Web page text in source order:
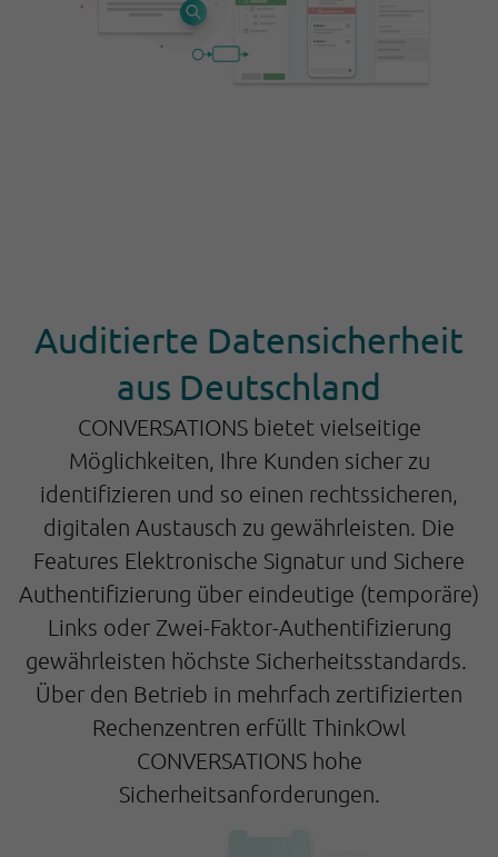
Auditierte Datensicherheit
aus Deutschland
CONVERSATIONS bietet vielseitige
Möglichkeiten, Ihre Kunden sicher zu
identifizieren und so einen rechtssicheren,
digitalen Austausch zu gewährleisten. Die
Features Elektronische Signatur und Sichere
Authentifizierung über eindeutige (temporäre)
Links oder Zwei-Faktor-Authentifizierung
gewährleisten höchste Sicherheitsstandards.
Über den Betrieb in mehrfach zertifizierten
Rechenzentren erfüllt ThinkOwl
CONVERSATIONS hohe
Sicherheitsanforderungen.